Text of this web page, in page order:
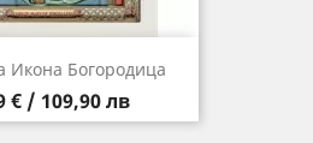
Икона Богородица
€ / 109,90 лв